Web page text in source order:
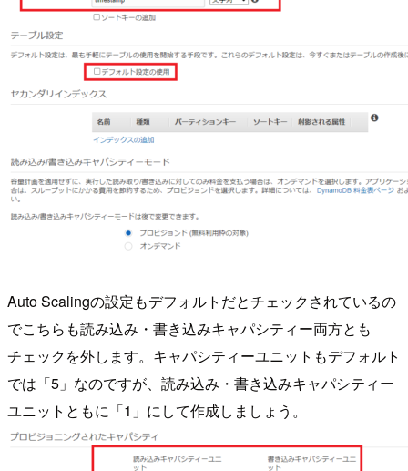
Auto Scalingの設定もデフォルトだとチェックされているの
でこちらも読み込み・書き込みキャパシティー両方とも
チェックを外します。キャパシティーユニットもデフォルト
では「5」なのですが、読み込み・書き込みキャパシティー
ユニットともに「1」にして作成しましょう。